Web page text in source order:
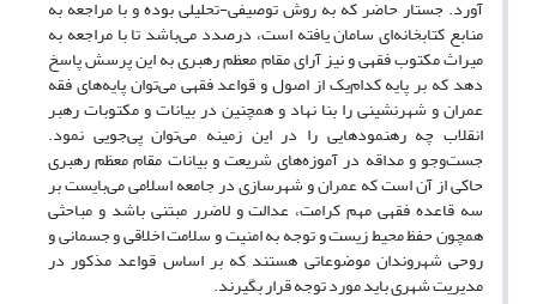
آورد. جستار حاضر که به روش توصیفی-تحلیلی بوده و با مراجعه به
منابع کتابخانه‌ای سامان یافته است، درصدد می‌باشد تا با مراجعه به
میراث مکتوب فقهی و نیز آرای مقام معظم رهبری به این پرسش پاسخ
دهد که بر پایه کدام‌یک از اصول و قواعد فقهی می‌توان پایه‌های فقه
عمران و شهرنشینی را بنا نهاد و همچنین در بیانات و مکتوبات رهبر
انقلاب چه رهنمودهایی را در این زمینه می‌توان پی‌جویی نمود.
جست‌وجو و مداقه در آموزه‌های شریعت و بیانات مقام معظم رهبری
حاکی از آن است که عمران و شهرسازی در جامعه اسلامی می‌بایست بر
سه قاعده فقهی مهم کرامت، عدالت و لاضرر مبتنی باشد و مباحثی
همچون حفظ محیط زیست و توجه به امنیت و سلامت اخلاقی و جسمانی و
روحی شهروندان موضوعاتی هستند که بر اساس قواعد مذکور در
مدیریت شهری باید مورد توجه قرار بگیرند.